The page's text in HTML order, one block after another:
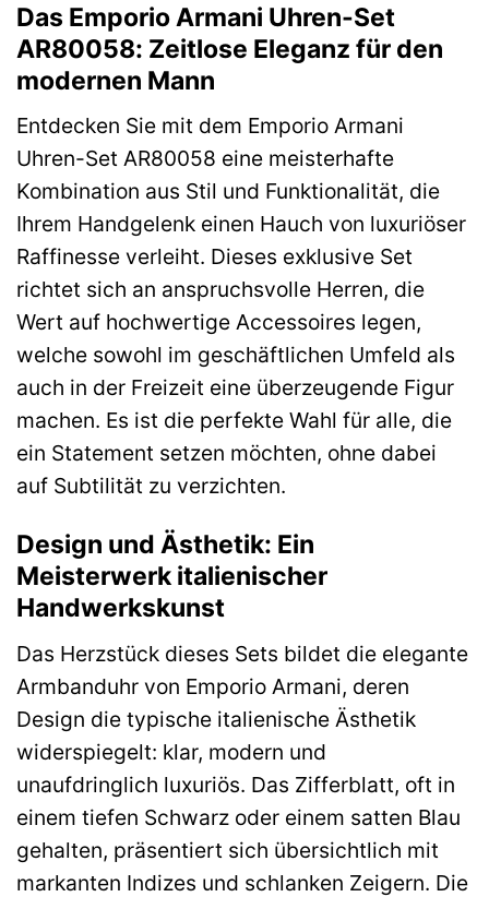
Das Emporio Armani Uhren-Set
AR80058: Zeitlose Eleganz für den
modernen Mann
Entdecken Sie mit dem Emporio Armani
Uhren-Set AR80058 eine meisterhafte
Kombination aus Stil und Funktionalität, die
Ihrem Handgelenk einen Hauch von luxuriöser
Raffinesse verleiht. Dieses exklusive Set
richtet sich an anspruchsvolle Herren, die
Wert auf hochwertige Accessoires legen,
welche sowohl im geschäftlichen Umfeld als
auch in der Freizeit eine überzeugende Figur
machen. Es ist die perfekte Wahl für alle, die
ein Statement setzen möchten, ohne dabei
auf Subtilität zu verzichten.
Design und Ästhetik: Ein
Meisterwerk italienischer
Handwerkskunst
Das Herzstück dieses Sets bildet die elegante
Armbanduhr von Emporio Armani, deren
Design die typische italienische Ästhetik
widerspiegelt: klar, modern und
unaufdringlich luxuriös. Das Zifferblatt, oft in
einem tiefen Schwarz oder einem satten Blau
gehalten, präsentiert sich übersichtlich mit
markanten Indizes und schlanken Zeigern. Die